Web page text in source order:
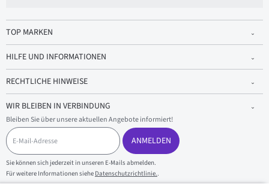
TOP MARKEN
HILFE UND INFORMATIONEN
RECHTLICHE HINWEISE
WIR BLEIBEN IN VERBINDUNG
Bleiben Sie über unsere aktuellen Angebote informiert!
E
-
M
a
i
l
ANMELDEN
Sie können sich jederzeit in unseren E-Mails abmelden.
Für weitere Informationen siehe Datenschutzrichtlinie..